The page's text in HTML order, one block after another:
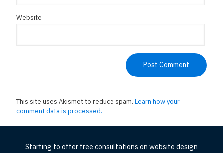
Website
This site uses Akismet to reduce spam. Learn how your
comment data is processed.
Starting to offer free consultations on website design